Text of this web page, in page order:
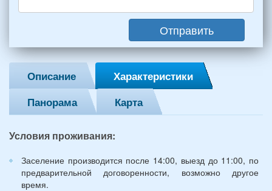
и
2
детей
(возраст
и
лет):
Отправить
Описание
Характеристики
Панорама
Карта
Условия проживания:
Заселение производится после 14:00, выезд до 11:00, по
предварительной договоренности, возможно другое
время.